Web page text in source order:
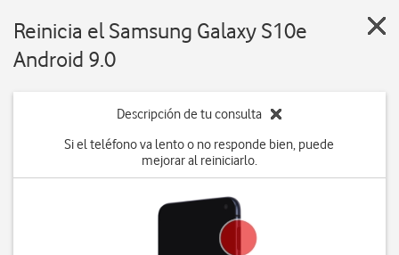
Reinicia el Samsung Galaxy S10e
Android 9.0
Descripción de tu consulta
Si el teléfono va lento o no responde bien, puede
mejorar al reiniciarlo.